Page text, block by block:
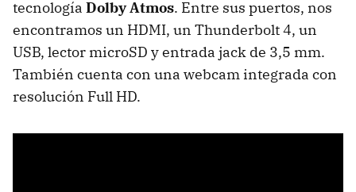
tecnología Dolby Atmos. Entre sus puertos, nos
encontramos un HDMI, un Thunderbolt 4, un
USB, lector microSD y entrada jack de 3,5 mm.
También cuenta con una webcam integrada con
resolución Full HD.